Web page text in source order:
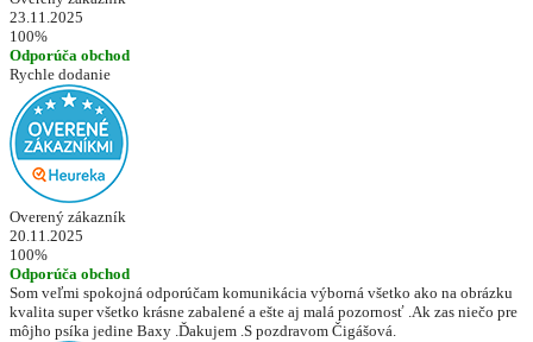
23.11.2025
100%
Odporúča obchod
Rychle dodanie
Overený zákazník
20.11.2025
100%
Odporúča obchod
Som veľmi spokojná odporúčam komunikácia výborná všetko ako na obrázku
kvalita super všetko krásne zabalené a ešte aj malá pozornosť .Ak zas niečo pre
môjho psíka jedine Baxy .Ďakujem .S pozdravom Čigášová.